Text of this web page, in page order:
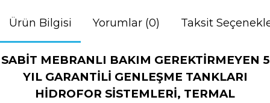
Ürün Bilgisi Yorumlar (0) Taksit
SABİT MEBRANLI BAKIM GEREKTİRMEYEN 5
YIL GARANTİLİ GENLEŞME TANKLARI
HİDROFOR SİSTEMLERİ, TERMAL